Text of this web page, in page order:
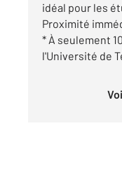
idéal pour les
Proximité
* À seulement
l'Université de